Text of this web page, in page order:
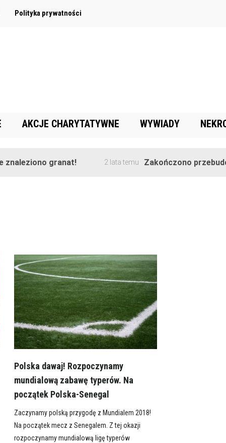
Polityka prywatności
AKCJE CHARYTATYWNE WYWIADY
granat! 2 lata temu Zakończono
Polska dawaj! Rozpoczynamy
mundialową zabawę typerów. Na
początek Polska-Senegal
Zaczynamy polską przygodę z Mundialem 2018!
Na początek mecz z Senegalem. Z tej okazji
rozpoczynamy mundialową ligę typerów